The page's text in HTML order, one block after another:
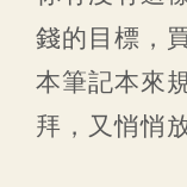
錢的目標，
本筆記本來
拜，又悄悄